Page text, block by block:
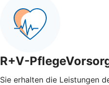
R+V-
Sie erhalten die Leistungen